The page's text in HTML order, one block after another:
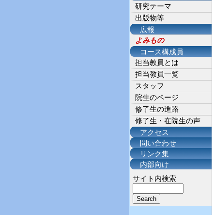
研究テーマ
出版物等
広報
よみもの
コース構成員
担当教員とは
担当教員一覧
スタッフ
院生のページ
修了生の進路
修了生・在院生の声
アクセス
問い合わせ
リンク集
内部向け
サイト内検索